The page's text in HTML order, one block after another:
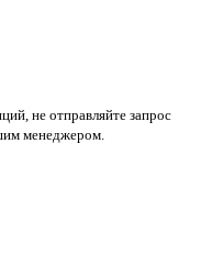
не отправляйте запрос
менеджером.